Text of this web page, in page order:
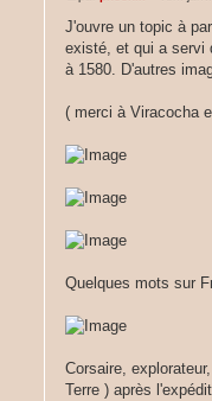
M
s
s
a
g
J'ouvre un topic à
existé, et qui a servi
à 1580. D'autres
( merci à Viracocha
Quelques mots sur
Corsaire,
Terre ) après